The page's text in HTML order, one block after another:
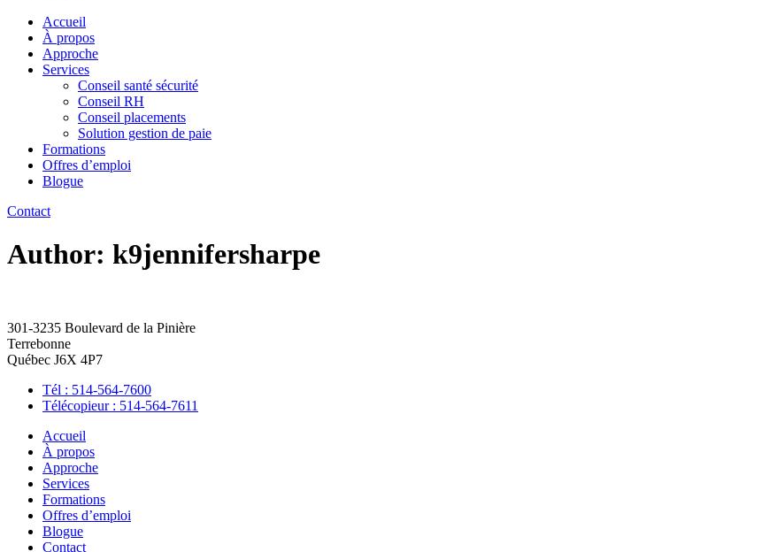
Accueil
À propos
Approche
Services
Conseil santé sécurité
Conseil RH
Conseil placements
Solution gestion de paie
Formations
Offres d’emploi
Blogue
Contact
Author: k9jennifersharpe
301-3235 Boulevard de la Pinière
Terrebonne
Québec J6X 4P7
Tél : 514-564-7600
Télécopieur : 514-564-7611
Accueil
À propos
Approche
Services
Formations
Offres d’emploi
Blogue
Contact